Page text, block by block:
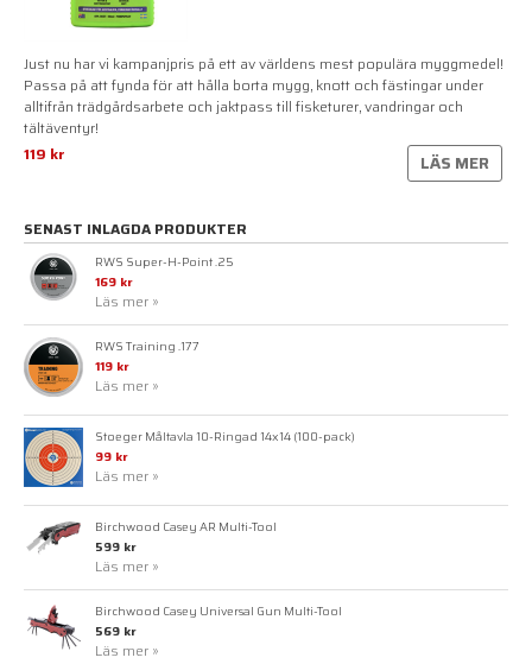
Just nu har vi kampanjpris på ett av världens mest populära myggmedel!
Passa på att fynda för att hålla borta mygg, knott och fästingar under
alltifrån trädgårdsarbete och jaktpass till fisketurer, vandringar och
tältäventyr!
119 kr
LÄS MER
SENAST INLAGDA PRODUKTER
RWS Super-H-Point .25
169 kr
Läs mer »
RWS Training .177
119 kr
Läs mer »
Stoeger Måltavla 10-Ringad 14x14 (100-pack)
99 kr
Läs mer »
Birchwood Casey AR Multi-Tool
599 kr
Läs mer »
Birchwood Casey Universal Gun Multi-Tool
569 kr
Läs mer »